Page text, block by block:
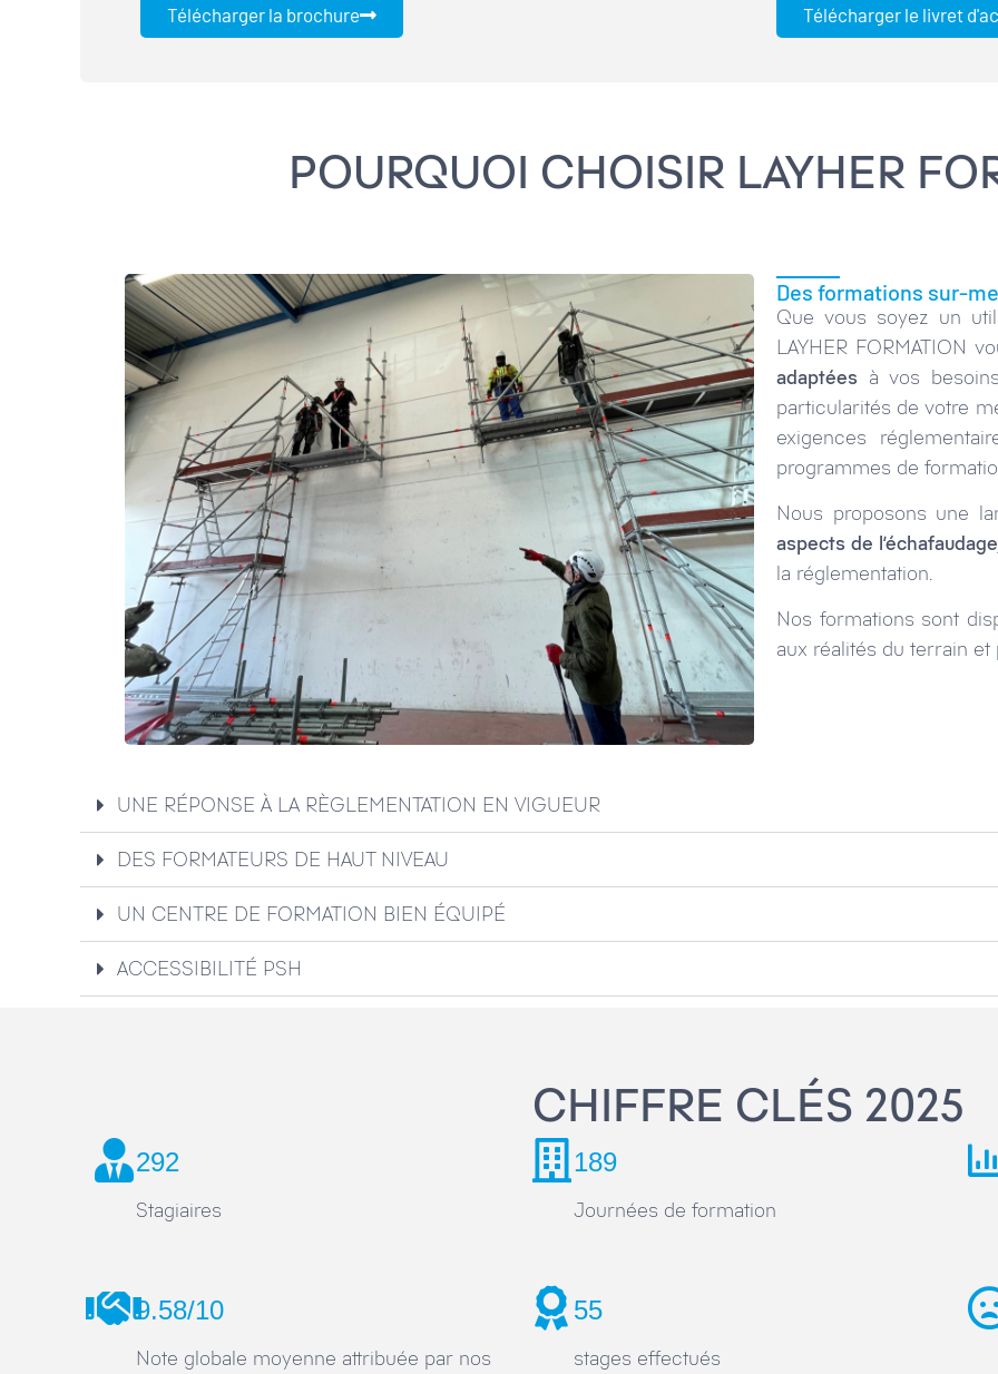
Télécharger la brochure Télécharger le livret
POURQUOI CHOISIR LAYHER
Des formations sur-
Que vous soyez un
LAYHER FORMATION
adaptées à vos
particularités de votre
exigences
programmes de
Nous proposons une
aspects de
la réglementation.
Nos formations sont
aux réalités du terrain
UNE RÉPONSE À LA RÈGLEMENTATION EN VIGUEUR
DES FORMATEURS DE HAUT NIVEAU
UN CENTRE DE FORMATION BIEN ÉQUIPÉ
ACCESSIBILITÉ PSH
CHIFFRE CLÉS 2025
292
Stagiaires
189
Journées de formation
9.58/10
Note globale moyenne attribuée par nos
55
stages effectués